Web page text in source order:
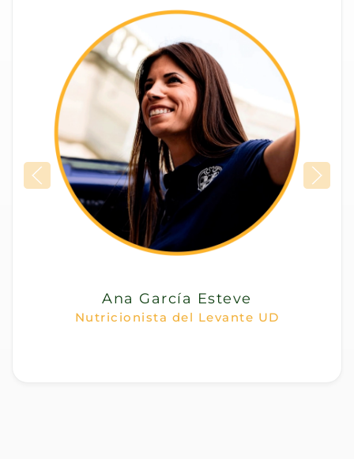
Ana García Esteve
Nutricionista del Levante UD